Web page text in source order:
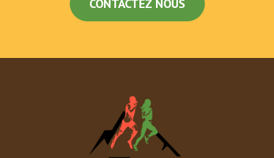
CONTACTEZ NOUS